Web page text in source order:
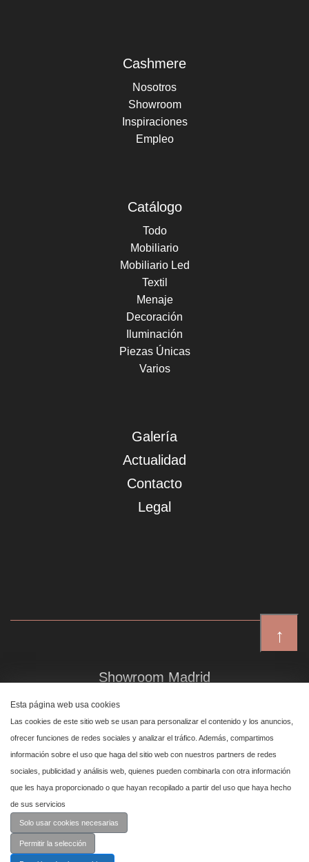
↑
Cashmere
Nosotros
Showroom
Inspiraciones
Empleo
Catálogo
Todo
Mobiliario
Mobiliario Led
Textil
Menaje
Decoración
Iluminación
Piezas Únicas
Varios
Galería
Actualidad
Contacto
Legal
Showroom Madrid
Plaza de Canalejas 6, 4 izq
Centro, 28014 Madrid
Showroom Marbella
Polígono Industrial de San Pedro de Alcántara,
calle Reino Unido, primera planta nave 24, 29670 Marbella
Esta página web usa cookies
Las cookies de este sitio web se usan para personalizar el contenido y los anuncios,
ofrecer funciones de redes sociales y analizar el tráfico. Además, compartimos
información sobre el uso que haga del sitio web con nuestros partners de redes
sociales, publicidad y análisis web, quienes pueden combinarla con otra información
que les haya proporcionado o que hayan recopilado a partir del uso que haya hecho
de sus servicios
Solo usar cookies necesarias
Permitir la selección